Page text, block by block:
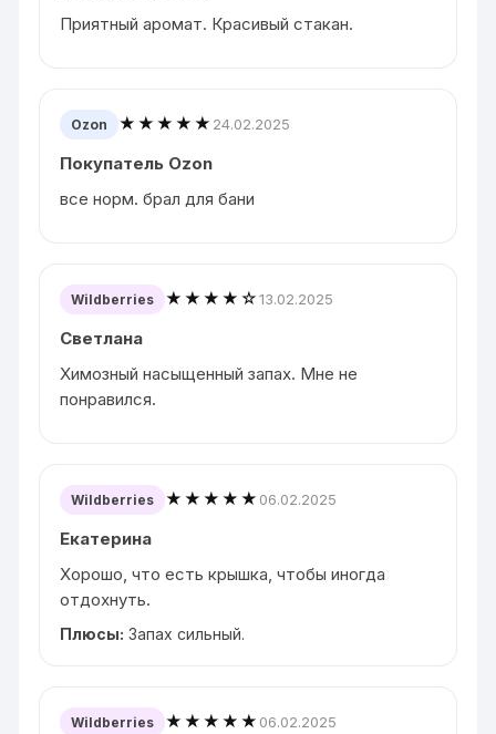
Приятный аромат. Красивый стакан.
Ozon ★★★★★ 24.02.2025
Покупатель Ozon
все норм. брал для бани
Wildberries ★★★★☆13.02.2025
Светлана
Химозный насыщенный запах. Мне не
понравился.
Wildberries ★★★★★ 06.02.2025
Екатерина
Хорошо, что есть крышка, чтобы иногда
отдохнуть.
Плюсы: Запах сильный.
Wildberries ★★★★★ 06.02.2025